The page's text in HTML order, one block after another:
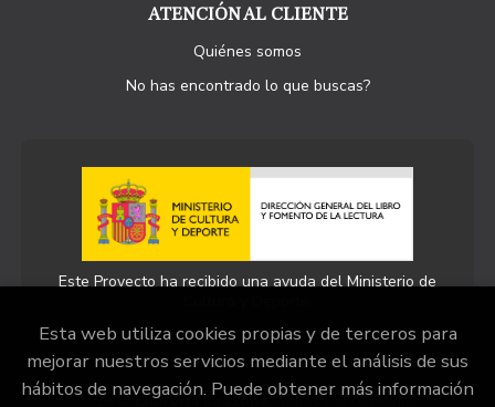
ATENCIÓN AL CLIENTE
Quiénes somos
No has encontrado lo que buscas?
Este Proyecto ha recibido una ayuda del Ministerio de
2026 © Llibreria La Llopa . Todos los Derechos
Esta web utiliza cookies propias y de terceros para
mejorar nuestros servicios mediante el análisis de sus
hábitos de navegación. Puede obtener más información